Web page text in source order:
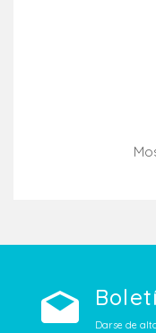
Darse de